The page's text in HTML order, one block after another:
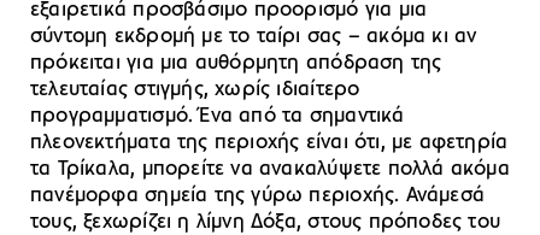
εξαιρετικά προσβάσιμο προορισμό για μια
σύντομη εκδρομή με το ταίρι σας – ακόμα κι αν
πρόκειται για μια αυθόρμητη απόδραση της
τελευταίας στιγμής, χωρίς ιδιαίτερο
προγραμματισμό. Ένα από τα σημαντικά
πλεονεκτήματα της περιοχής είναι ότι, με αφετηρία
τα Τρίκαλα, μπορείτε να ανακαλύψετε πολλά ακόμα
πανέμορφα σημεία της γύρω περιοχής. Ανάμεσά
τους, ξεχωρίζει η λίμνη Δόξα, στους πρόποδες του